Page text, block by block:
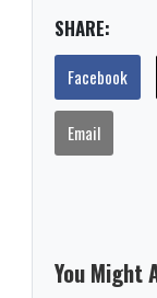
SHARE:
Facebook
Email
You Might